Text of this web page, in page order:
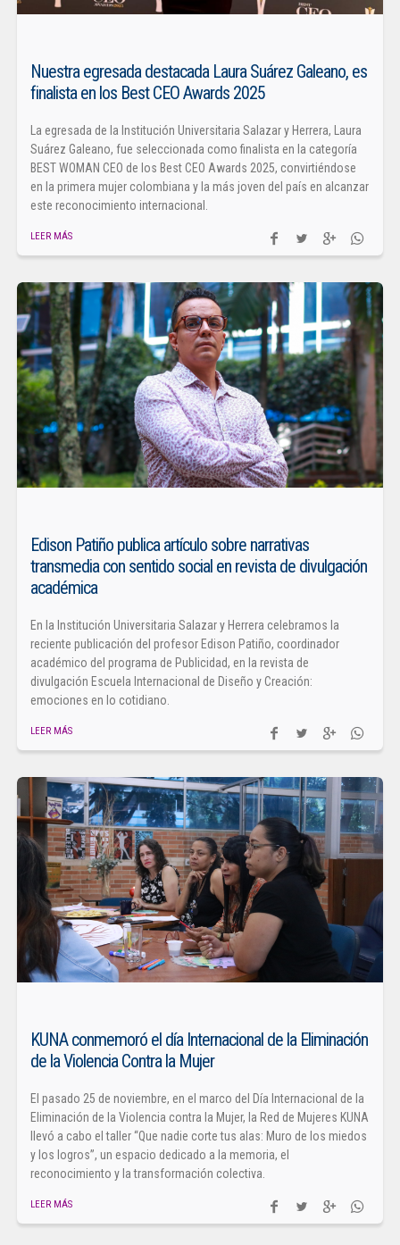
Nuestra egresada destacada Laura Suárez Galeano, es
finalista en los Best CEO Awards 2025
La egresada de la Institución Universitaria Salazar y Herrera, Laura
Suárez Galeano, fue seleccionada como finalista en la categoría
BEST WOMAN CEO de los Best CEO Awards 2025, convirtiéndose
en la primera mujer colombiana y la más joven del país en alcanzar
este reconocimiento internacional.
LEER MÁS
Edison Patiño publica artículo sobre narrativas
transmedia con sentido social en revista de divulgación
académica
En la Institución Universitaria Salazar y Herrera celebramos la
reciente publicación del profesor Edison Patiño, coordinador
académico del programa de Publicidad, en la revista de
divulgación Escuela Internacional de Diseño y Creación:
emociones en lo cotidiano.
LEER MÁS
KUNA conmemoró el día Internacional de la Eliminación
de la Violencia Contra la Mujer
El pasado 25 de noviembre, en el marco del Día Internacional de la
Eliminación de la Violencia contra la Mujer, la Red de Mujeres KUNA
llevó a cabo el taller “Que nadie corte tus alas: Muro de los miedos
y los logros”, un espacio dedicado a la memoria, el
reconocimiento y la transformación colectiva.
LEER MÁS